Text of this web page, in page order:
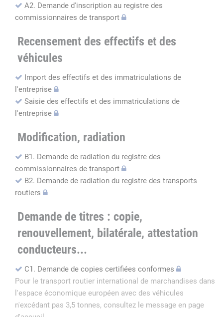
A2. Demande d'inscription au registre des
commissionnaires de transport
Recensement des effectifs et des
véhicules
Import des effectifs et des immatriculations de
l'entreprise
Saisie des effectifs et des immatriculations de
l'entreprise
Modification, radiation
B1. Demande de radiation du registre des
commissionnaires de transport
B2. Demande de radiation du registre des transports
routiers
Demande de titres : copie,
renouvellement, bilatérale, attestation
conducteurs...
C1. Demande de copies certifiées conformes
Pour le transport routier international de marchandises dans
l'espace économique européen avec des véhicules
n'excédant pas 3,5 tonnes, consultez le message en page